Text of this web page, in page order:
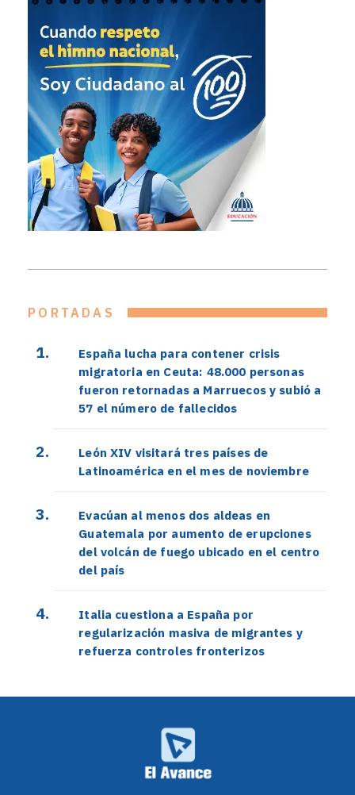
PORTADAS
España lucha para contener crisis
migratoria en Ceuta: 48.000 personas
fueron retornadas a Marruecos y subió a
57 el número de fallecidos
León XIV visitará tres países de
Latinoamérica en el mes de noviembre
Evacúan al menos dos aldeas en
Guatemala por aumento de erupciones
del volcán de fuego ubicado en el centro
del país
Italia cuestiona a España por
regularización masiva de migrantes y
refuerza controles fronterizos